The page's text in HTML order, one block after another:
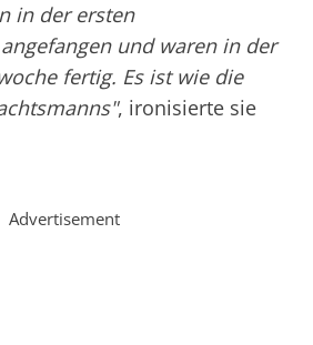
in der ersten
und waren in der
fertig. Es ist wie die
, ironisierte sie
Advertisement